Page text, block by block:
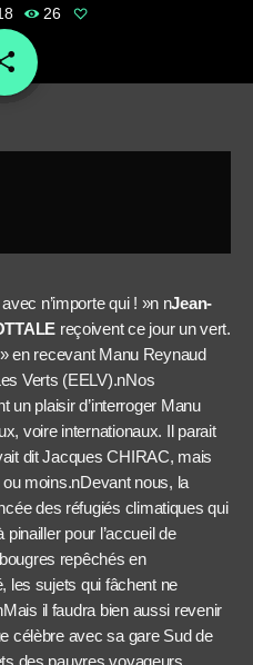
26
n’importe qui ! »n nJean-
reçoivent ce jour un vert.
en recevant Manu Reynaud
Verts (EELV).nNos
un plaisir d’interroger Manu
voire internationaux. Il parait
dit Jacques CHIRAC, mais
moins.nDevant nous, la
des réfugiés climatiques qui
pour l’accueil de
repêchés en
les sujets qui fâchent ne
il faudra bien aussi revenir
célèbre avec sa gare Sud de
des pauvres voyageurs